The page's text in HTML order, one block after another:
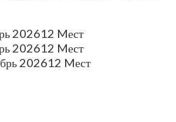
202612 Mест
202612 Mест
202612 Mест